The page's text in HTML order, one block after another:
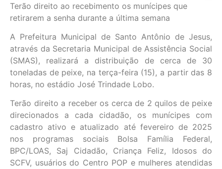
Terão direito ao recebimento os munícipes que
retirarem a senha durante a última semana
A Prefeitura Municipal de Santo Antônio de Jesus,
através da Secretaria Municipal de Assistência Social
(SMAS), realizará a distribuição de cerca de 30
toneladas de peixe, na terça-feira (15), a partir das 8
horas, no estádio José Trindade Lobo.
Terão direito a receber os cerca de 2 quilos de peixe
direcionados a cada cidadão, os munícipes com
cadastro ativo e atualizado até fevereiro de 2025
nos programas sociais Bolsa Família Federal,
BPC/LOAS, Saj Cidadão, Criança Feliz, Idosos do
SCFV, usuários do Centro POP e mulheres atendidas